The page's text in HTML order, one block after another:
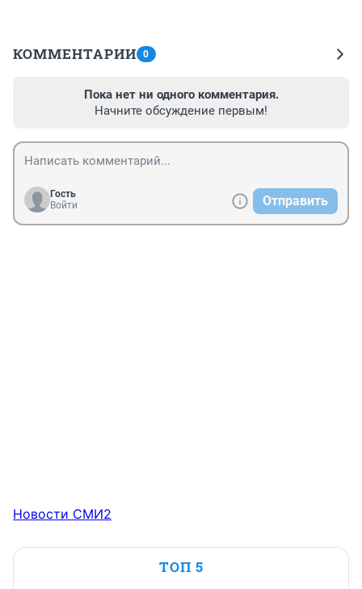
КОММЕНТАРИИ 0
Пока нет ни одного комментария.
Начните обсуждение первым!
Гость
Войти
Отправить
Новости СМИ2
ТОП 5